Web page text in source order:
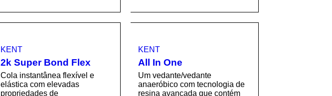
KENT
2k Super Bond Flex
Cola instantânea flexível e
elástica com elevadas
propriedades de
KENT
All In One
Um vedante/vedante
anaeróbico com tecnologia de
resina avançada que contém